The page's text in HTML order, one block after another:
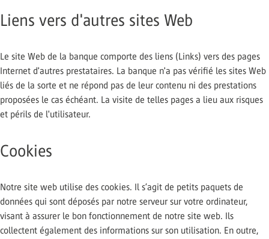
Liens vers d'autres sites Web
Le site Web de la banque comporte des liens (Links) vers des pages
Internet d'autres prestataires. La banque n'a pas vérifié les sites Web
liés de la sorte et ne répond pas de leur contenu ni des prestations
proposées le cas échéant. La visite de telles pages a lieu aux risques
et périls de l'utilisateur.
Cookies
Notre site web utilise des cookies. Il s’agit de petits paquets de
données qui sont déposés par notre serveur sur votre ordinateur,
visant à assurer le bon fonctionnement de notre site web. Ils
collectent également des informations sur son utilisation. En outre,